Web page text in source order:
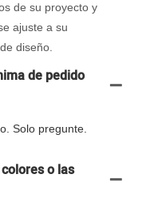
de su proyecto y
ajuste a su
diseño.
de pedido
Solo pregunte.
o las